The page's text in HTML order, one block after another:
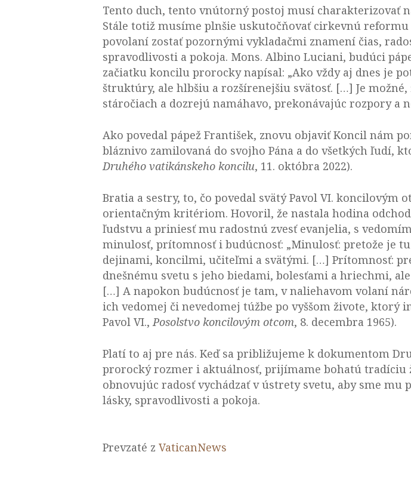
Tento duch, tento vnútorný postoj musí charakterizovať
Stále totiž musíme plnšie uskutočňovať cirkevnú
povolaní zostať pozornými vykladačmi znamení čias,
spravodlivosti a pokoja. Mons. Albino Luciani, budúci
začiatku koncilu prorocky napísal: „Ako vždy aj dnes je
štruktúry, ale hlbšiu a rozšírenejšiu svätosť. […] Je
stáročiach a dozrejú namáhavo, prekonávajúc rozpory a
Ako povedal pápež František, znovu objaviť Koncil nám
bláznivo zamilovaná do svojho Pána a do všetkých ľudí,
Druhého vatikánskeho koncilu, 11. októbra 2022).
Bratia a sestry, to, čo povedal svätý Pavol VI. koncilovým
orientačným kritériom. Hovoril, že nastala hodina
ľudstvu a priniesť mu radostnú zvesť evanjelia, s
minulosť, prítomnosť i budúcnosť: „Minulosť: pretože je
dejinami, koncilmi, učiteľmi a svätými. […] Prítomnosť:
dnešnému svetu s jeho biedami, bolesťami a hriechmi,
[…] A napokon budúcnosť je tam, v naliehavom volaní
ich vedomej či nevedomej túžbe po vyššom živote, ktorý
Pavol VI., Posolstvo koncilovým otcom, 8. decembra 1965).
Platí to aj pre nás. Keď sa približujeme k dokumentom
prorocký rozmer i aktuálnosť, prijímame bohatú tradíciu
obnovujúc radosť vychádzať v ústrety svetu, aby sme
lásky, spravodlivosti a pokoja.
Prevzaté z VaticanNews